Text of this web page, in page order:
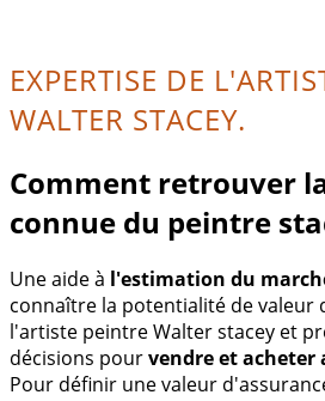
EXPERTISE DE
WALTER STACEY.
Comment retrouver
connue du peintre
Une aide à l'estimation du
connaître la potentialité de valeur
l'artiste peintre Walter stacey et
décisions pourvendre et acheter
Pour définir une valeur